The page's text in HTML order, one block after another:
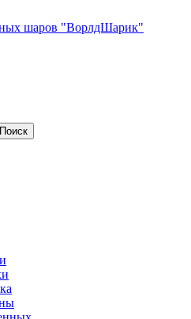
Поиск